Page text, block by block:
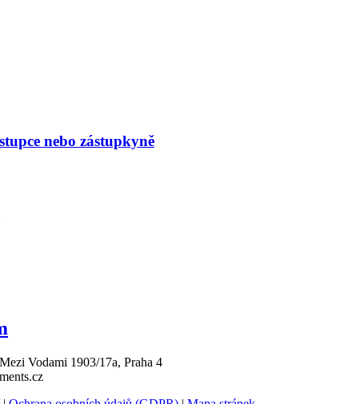
nebo zástupkyně
Vodami 1903/17a, Praha 4